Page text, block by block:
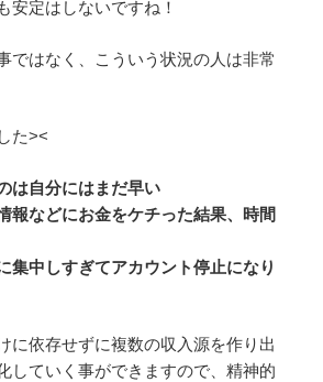
安定はしないですね！
ではなく、こういう状況の人は非常
た><
は自分にはまだ早い
報などにお金をケチった結果、時間
集中しすぎてアカウント停止になり
に依存せずに複数の収入源を作り出
していく事ができますので、精神的